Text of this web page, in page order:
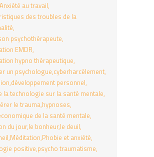
Anxiété au travail
des troubles de la
psychothérapeute
EMDR
hypno thérapeutique
un psychologue cyberharcèlement
développement personnel
la technologie sur la santé mentale
le traumahypnoses
de la santé mentale
du jour le bonheur le deuil
Méditation Phobie et anxiété
positive psycho traumatisme